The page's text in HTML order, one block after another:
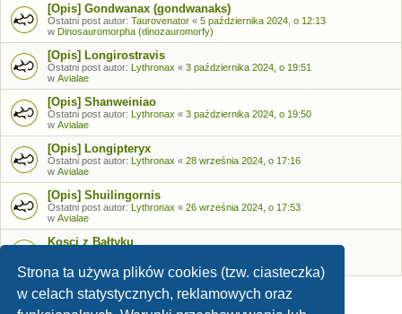
Strona ta używa plików cookies (tzw. ciasteczka)
w celach statystycznych, reklamowych oraz
[Opis] Gondwanax (gondwanaks)
Ostatni post autor: Taurovenator « 5 października 2024, o 12:13
w Dinosauromorpha (dinozauromorfy)
[Opis] Longirostravis
Ostatni post autor: Lythronax « 3 października 2024, o 19:51
w Avialae
[Opis] Shanweiniao
Ostatni post autor: Lythronax « 3 października 2024, o 19:50
w Avialae
[Opis] Longipteryx
Ostatni post autor: Lythronax « 28 września 2024, o 17:16
w Avialae
[Opis] Shuilingornis
Ostatni post autor: Lythronax « 26 września 2024, o 17:53
w Avialae
Kosci z Bałtyku
Skamieniałości - identyfikacja